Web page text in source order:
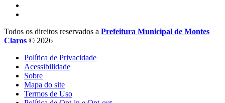
Todos os direitos reservados a Prefeitura Municipal de Montes
Claros © 2026
Política de Privacidade
Acessibilidade
Sobre
Mapa do site
Termos de Uso